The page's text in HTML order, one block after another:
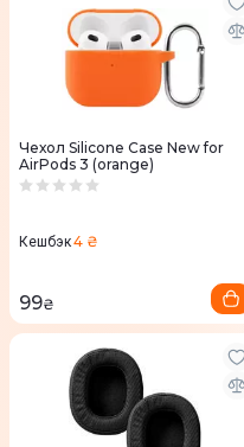
Чехол Silicone Case New for
AirPods 3 (orange)
Кешбэк4 ₴
99₴